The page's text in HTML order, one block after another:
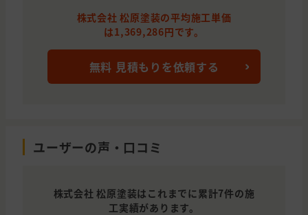
株式会社 松原塗装の平均施工単価
は1,369,286円です。
無料 見積もりを依頼する
ユーザーの声・口コミ
株式会社 松原塗装はこれまでに累計7件の施
工実績があります。